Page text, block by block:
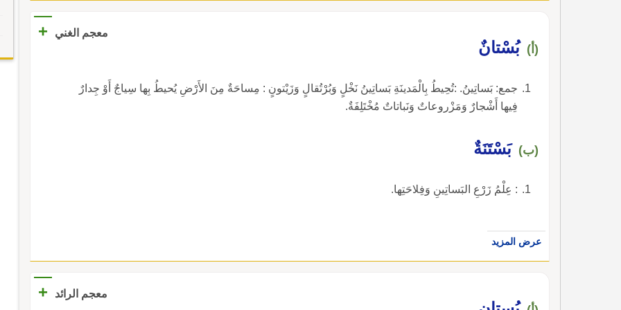
معجم الغني +
(أ) بُسْتانٌ
جمع: بَساتِينُ. :تُحِيطُ بِالْمَدينَةِ بَساتِينُ نَخْلٍ وَبُرْتُقالٍ وَزَيْتونٍ : مِساحَةٌ مِنَ الأَرْضِ يُحيطُ بِها سِياجٌ أَوْ جِدارٌ
فِيها أَشْجارٌ وَمَزْروعاتٌ وَنَباتاتٌ مُخْتَلِفَةٌ.
(ب) بَسْتَنَةٌ
: عِلْمُ زَرْعِ البَساتِينِ وَفِلاحَتِها.
عرض المزيد
معجم الرائد +